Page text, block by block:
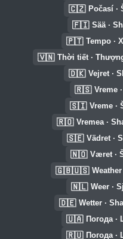
🇨🇿 Počasí ·
🇫🇮 Sää ·
🇵🇹 Tempo ·
🇻🇳 Thời tiết ·
🇩🇰 Vejret ·
🇷🇸 Vreme
🇸🇮 Vreme ·
🇷🇴 Vremea ·
🇸🇪 Vädret ·
🇳🇴 Været ·
🇬🇧🇺🇸
🇳🇱 Weer ·
🇩🇪 Wetter ·
🇺🇦 Погода
🇷🇺 Погода